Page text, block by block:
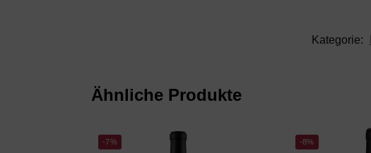
Kategorie:
Ähnliche Produkte
-7% -8%